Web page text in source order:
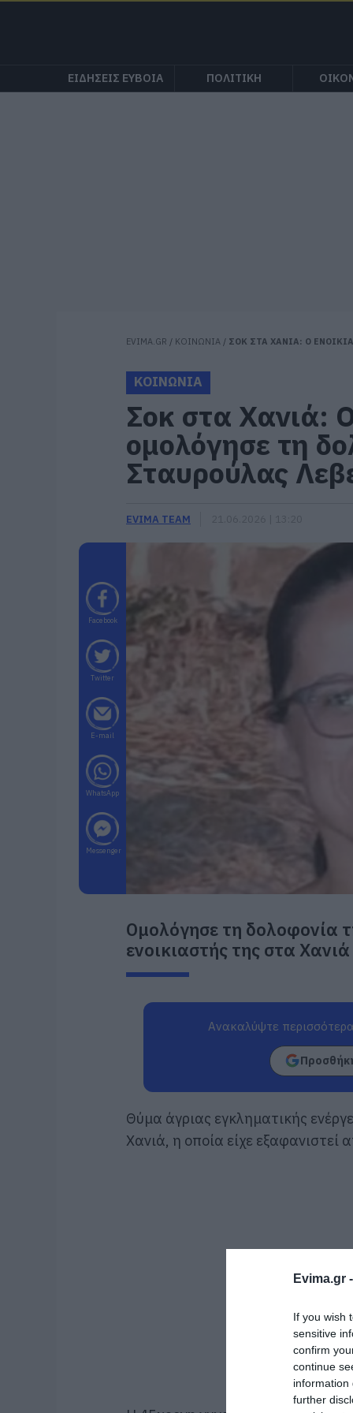
Evima.gr -
If you wish
sensitive
confirm
continue
information
further
ΕΙΔΗΣΕΙΣ ΕΥΒΟΙΑ ΠΟΛΙΤΙΚΗ
EVIMA.GR / ΚΟΙΝΩΝΙΑ / ΣΟΚ ΣΤΑ ΧΑΝΙΑ: Ο
ΚΟΙΝΩΝΙΑ
Σοκ στα Χανιά:
ομολόγησε τη
Σταυρούλας
EVIMA TEAM
Facebook
Twitter
E-mail
WhatsApp
Messenger
Ομολόγησε τη δολοφονία
ενοικιαστής της στα Χανιά
Ανακαλύψτε
Θύμα άγριας εγκληματικής
Χανιά, η οποία είχε εξαφανιστεί